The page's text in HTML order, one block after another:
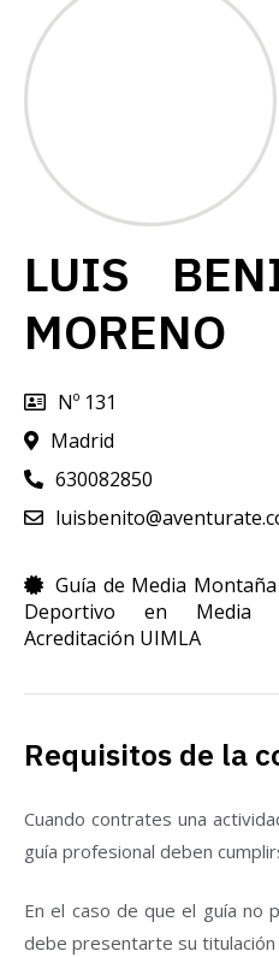
LUIS
MORENO
Nº 131
Madrid
630082850
Guía de Media
Deportivo en Media
Acreditación UIMLA
Requisitos de la
Cuando contrates una
guía profesional deben
En el caso de que el guía no
debe presentarte su